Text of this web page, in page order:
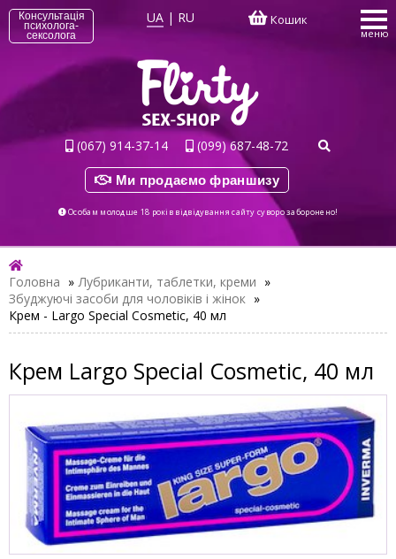
Консультація
психолога-
сексолога
UA | RU Кошик
меню
(067) 914-37-14 (099) 687-48-72
Ми продаємо франшизу
Особам молодше 18 років відвідування сайту суворо заборонено!
Головна » Лубриканти, таблетки, креми »
Збуджуючі засоби для чоловіків і жінок »
Крем - Largo Special Cosmetic, 40 мл
Крем Largo Special Cosmetic, 40 мл